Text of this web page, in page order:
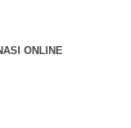
ONLINE